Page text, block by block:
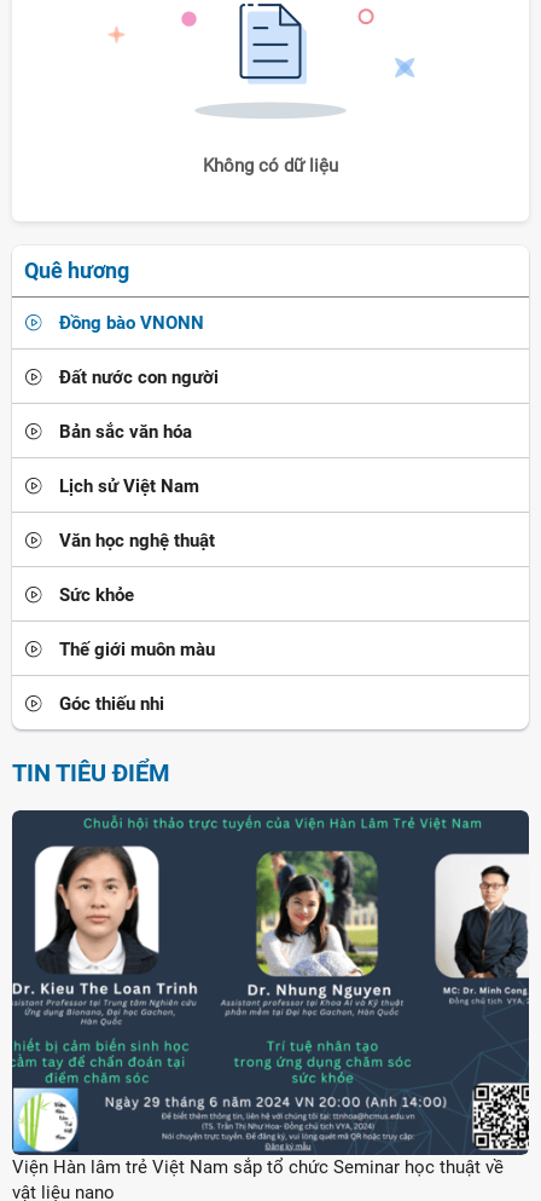
Không có dữ liệu
Quê hương
Đồng bào VNONN
Đất nước con người
Bản sắc văn hóa
Lịch sử Việt Nam
Văn học nghệ thuật
Sức khỏe
Thế giới muôn màu
Góc thiếu nhi
TIN TIÊU ĐIỂM
Viện Hàn lâm trẻ Việt Nam sắp tổ chức Seminar học thuật về
vật liệu nano